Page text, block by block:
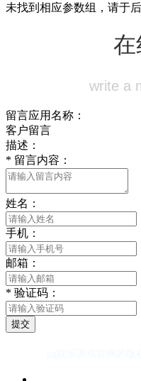
未找到相应参数组，请于
在
write a
留言应用名称：
客户留言
描述：
* 留言内容：
姓名：
手机：
邮箱：
* 验证码：
提交